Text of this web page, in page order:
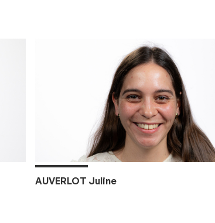
AUVERLOT Juline